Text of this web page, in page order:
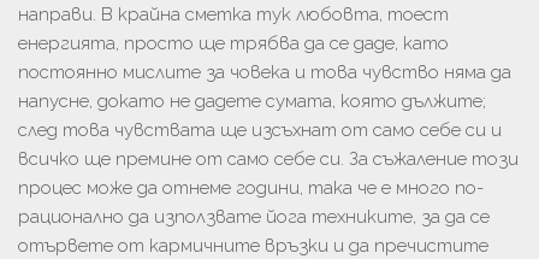
направи. В крайна сметка тук любовта, тоест
енергията, просто ще трябва да се даде, като
постоянно мислите за човека и това чувство няма да
напусне, докато не дадете сумата, която дължите;
след това чувствата ще изсъхнат от само себе си и
всичко ще премине от само себе си. За съжаление този
процес може да отнеме години, така че е много по-
рационално да използвате йога техниките, за да се
отървете от кармичните връзки и да пречистите